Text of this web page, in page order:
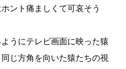
ント痛ましくて可哀そう
うにテレビ画面に映った猿
じ方角を向いた猿たちの視